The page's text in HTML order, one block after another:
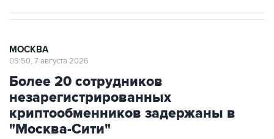
МОСКВА
09:50, 7 августа 2026
Более 20 сотрудников
незарегистрированных
криптообменников задержаны в
"Москва-Сити"